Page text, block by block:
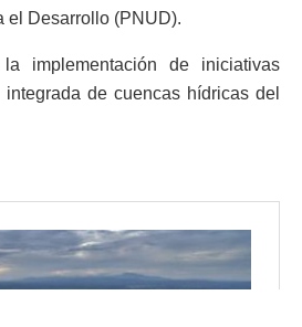
el Desarrollo (PNUD).
implementación de iniciativas
de cuencas hídricas del